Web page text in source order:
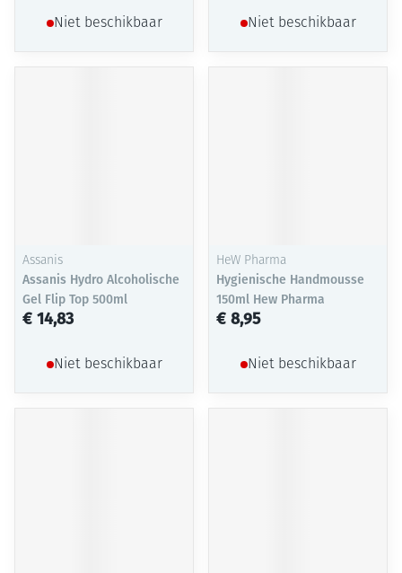
Niet beschikbaar Niet beschikbaar
Assanis
Assanis Hydro Alcoholische
Gel Flip Top 500ml
€ 14,83
Niet beschikbaar
HeW Pharma
Hygienische Handmousse
150ml Hew Pharma
€ 8,95
Niet beschikbaar